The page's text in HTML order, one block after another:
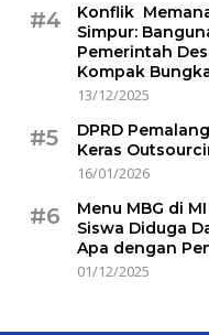
#4
Konflik
Simpur:
Pemerintah
Kompak
13/12/2025
#5
DPRD
Keras
16/01/2026
#6
Menu MBG di
Siswa Diduga
Apa dengan
01/12/2025